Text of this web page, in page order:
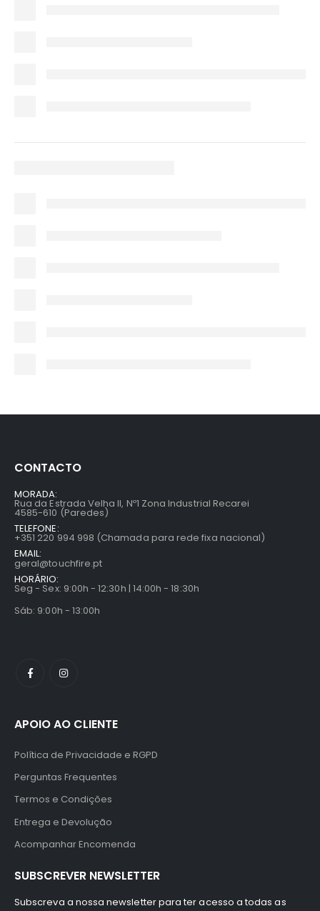
CONTACTO
MORADA:
Rua da Estrada Velha II, Nº1 Zona Industrial Recarei
4585-610 (Paredes)
TELEFONE:
+351 220 994 998 (Chamada para rede fixa nacional)
EMAIL:
geral@touchfire.pt
HORÁRIO:
Seg - Sex: 9:00h - 12:30h | 14:00h - 18:30h
Sáb: 9:00h - 13:00h
APOIO AO CLIENTE
Política de Privacidade e RGPD
Perguntas Frequentes
Termos e Condições
Entrega e Devolução
Acompanhar Encomenda
SUBSCREVER NEWSLETTER
Subscreva a nossa newsletter para ter acesso a todas as